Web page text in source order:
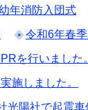
年消防入団式
令和6年春
を行いました。
施しました。
光陽社で起震車